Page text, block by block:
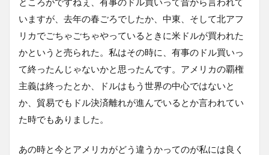
いますが、去年の春ごろでしたか、中東、そして北アフ
リカでごちゃごちゃやっているときに米ドルが買われた
かというと売られた。私はその時に、有事のドル買いっ
て終ったんじゃないかと思ったんです。アメリカの覇権
主義は終ったとか、ドルはもう世界の中心ではないと
か、貿易でもドル決済離れが進んでいるとか言われてい
た時でもありました。
あの時と今とアメリカがどう違うかってのが私には良く